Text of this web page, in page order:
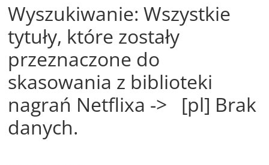
Wyszukiwanie: Wszystkie
tytuły, które zostały
przeznaczone do
skasowania z biblioteki
nagrań Netflixa -> [pl] Brak
danych.